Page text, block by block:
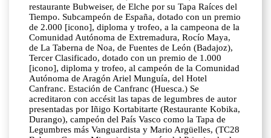
restaurante Bubweiser, de Elche por su Tapa Raíces del
Tiempo. Subcampeón de España, dotado con un premio
de 2.000 [icono], diploma y trofeo, a la campeona de la
Comunidad Autónoma de Extremadura, Rocío Maya,
de La Taberna de Noa, de Fuentes de León (Badajoz),
Tercer Clasificado, dotado con un premio de 1.000
[icono], diploma y trofeo, al campeón de la Comunidad
Autónoma de Aragón Ariel Munguía, del Hotel
Canfranc. Estación de Canfranc (Huesca.) Se
acreditaron con accésit las tapas de legumbres de autor
presentadas por Iñigo Kortabitarte (Restaurante Kobika,
Durango), campeón del País Vasco como la Tapa de
Legumbres más Vanguardista y Mario Argüelles, (TC28